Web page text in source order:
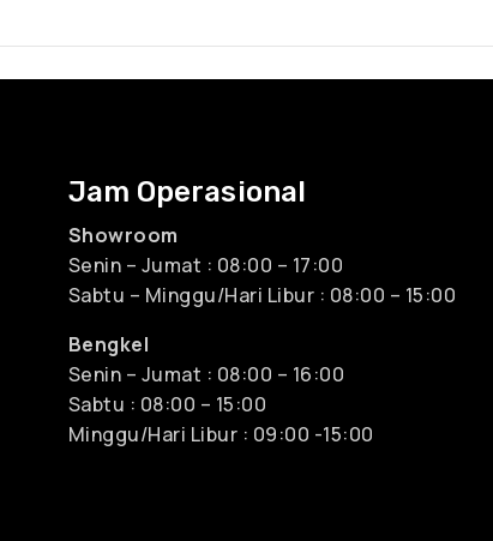
Jam Operasional
Showroom
Senin – Jumat : 08:00 – 17:00
Sabtu – Minggu/Hari Libur : 08:00 – 15:00
Bengkel
Senin – Jumat : 08:00 – 16:00
Sabtu : 08:00 – 15:00
Minggu/Hari Libur : 09:00 -15:00